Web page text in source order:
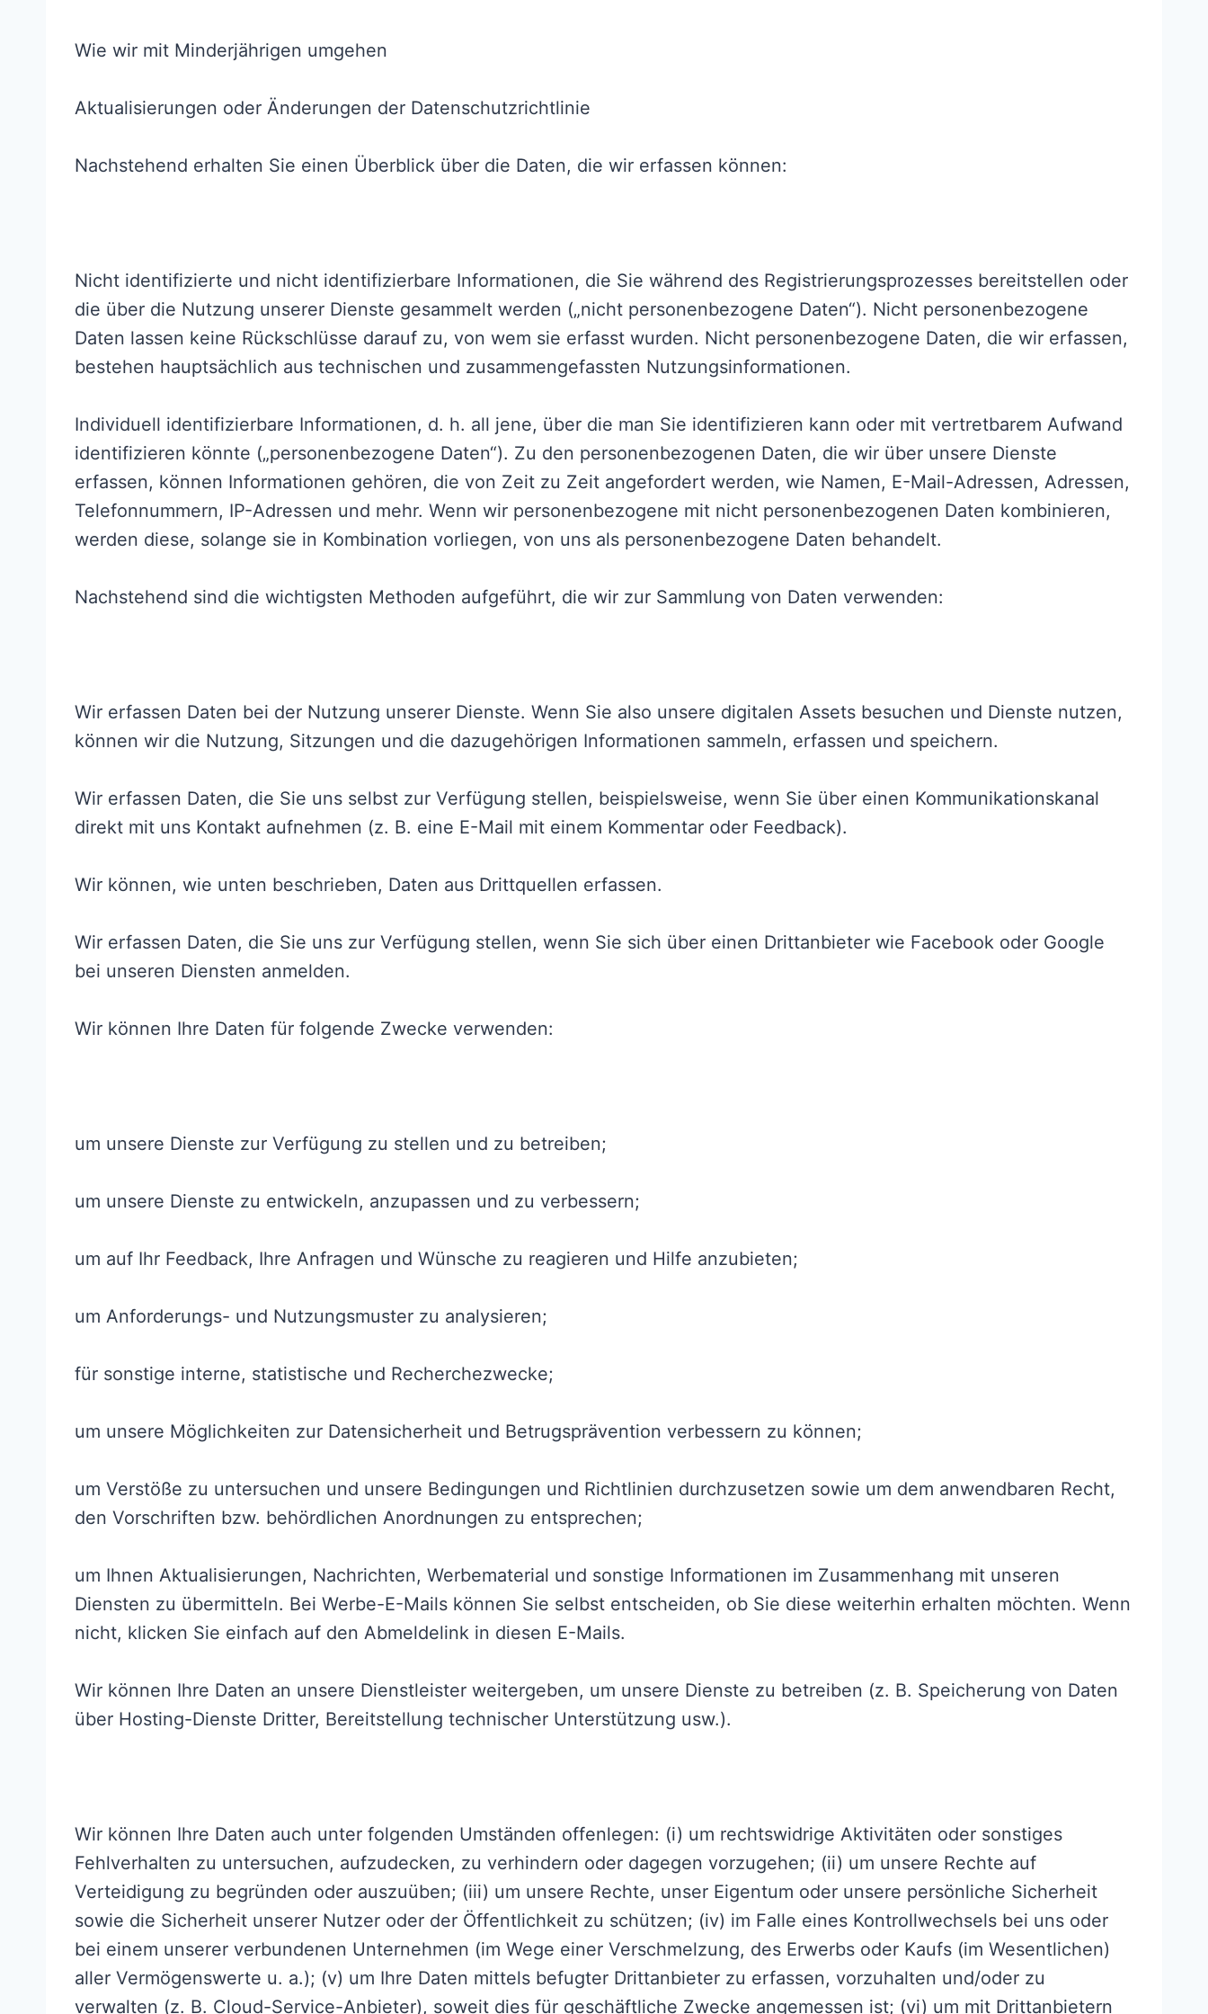
Wie wir mit Minderjährigen umgehen
Aktualisierungen oder Änderungen der Datenschutzrichtlinie
Nachstehend erhalten Sie einen Überblick über die Daten, die wir erfassen können:
Nicht identifizierte und nicht identifizierbare Informationen, die Sie während des Registrierungsprozesses bereitstellen oder
die über die Nutzung unserer Dienste gesammelt werden („nicht personenbezogene Daten“). Nicht personenbezogene
Daten lassen keine Rückschlüsse darauf zu, von wem sie erfasst wurden. Nicht personenbezogene Daten, die wir erfassen,
bestehen hauptsächlich aus technischen und zusammengefassten Nutzungsinformationen.
Individuell identifizierbare Informationen, d. h. all jene, über die man Sie identifizieren kann oder mit vertretbarem Aufwand
identifizieren könnte („personenbezogene Daten“). Zu den personenbezogenen Daten, die wir über unsere Dienste
erfassen, können Informationen gehören, die von Zeit zu Zeit angefordert werden, wie Namen, E-Mail-Adressen, Adressen,
Telefonnummern, IP-Adressen und mehr. Wenn wir personenbezogene mit nicht personenbezogenen Daten kombinieren,
werden diese, solange sie in Kombination vorliegen, von uns als personenbezogene Daten behandelt.
Nachstehend sind die wichtigsten Methoden aufgeführt, die wir zur Sammlung von Daten verwenden:
Wir erfassen Daten bei der Nutzung unserer Dienste. Wenn Sie also unsere digitalen Assets besuchen und Dienste nutzen,
können wir die Nutzung, Sitzungen und die dazugehörigen Informationen sammeln, erfassen und speichern.
Wir erfassen Daten, die Sie uns selbst zur Verfügung stellen, beispielsweise, wenn Sie über einen Kommunikationskanal
direkt mit uns Kontakt aufnehmen (z. B. eine E-Mail mit einem Kommentar oder Feedback).
Wir können, wie unten beschrieben, Daten aus Drittquellen erfassen.
Wir erfassen Daten, die Sie uns zur Verfügung stellen, wenn Sie sich über einen Drittanbieter wie Facebook oder Google
bei unseren Diensten anmelden.
Wir können Ihre Daten für folgende Zwecke verwenden:
um unsere Dienste zur Verfügung zu stellen und zu betreiben;
um unsere Dienste zu entwickeln, anzupassen und zu verbessern;
um auf Ihr Feedback, Ihre Anfragen und Wünsche zu reagieren und Hilfe anzubieten;
um Anforderungs- und Nutzungsmuster zu analysieren;
für sonstige interne, statistische und Recherchezwecke;
um unsere Möglichkeiten zur Datensicherheit und Betrugsprävention verbessern zu können;
um Verstöße zu untersuchen und unsere Bedingungen und Richtlinien durchzusetzen sowie um dem anwendbaren Recht,
den Vorschriften bzw. behördlichen Anordnungen zu entsprechen;
um Ihnen Aktualisierungen, Nachrichten, Werbematerial und sonstige Informationen im Zusammenhang mit unseren
Diensten zu übermitteln. Bei Werbe-E-Mails können Sie selbst entscheiden, ob Sie diese weiterhin erhalten möchten. Wenn
nicht, klicken Sie einfach auf den Abmeldelink in diesen E-Mails.
Wir können Ihre Daten an unsere Dienstleister weitergeben, um unsere Dienste zu betreiben (z. B. Speicherung von Daten
über Hosting-Dienste Dritter, Bereitstellung technischer Unterstützung usw.).
Wir können Ihre Daten auch unter folgenden Umständen offenlegen: (i) um rechtswidrige Aktivitäten oder sonstiges
Fehlverhalten zu untersuchen, aufzudecken, zu verhindern oder dagegen vorzugehen; (ii) um unsere Rechte auf
Verteidigung zu begründen oder auszuüben; (iii) um unsere Rechte, unser Eigentum oder unsere persönliche Sicherheit
sowie die Sicherheit unserer Nutzer oder der Öffentlichkeit zu schützen; (iv) im Falle eines Kontrollwechsels bei uns oder
bei einem unserer verbundenen Unternehmen (im Wege einer Verschmelzung, des Erwerbs oder Kaufs (im Wesentlichen)
aller Vermögenswerte u. a.); (v) um Ihre Daten mittels befugter Drittanbieter zu erfassen, vorzuhalten und/oder zu
verwalten (z. B. Cloud-Service-Anbieter), soweit dies für geschäftliche Zwecke angemessen ist; (vi) um mit Drittanbietern